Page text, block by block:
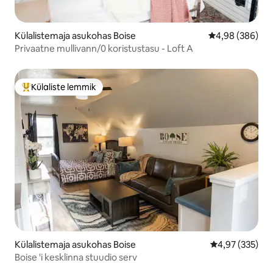
Külalistemaja asukohas Boise Keskmine
4,98 (386)
Privaatne mullivann/0 koristustasu - Loft A
Külaliste suur lemmik
Külaliste lemmik
Külalistemaja asukohas Boise Keskmine
4,97 (335)
Boise 'i kesklinna stuudio serv